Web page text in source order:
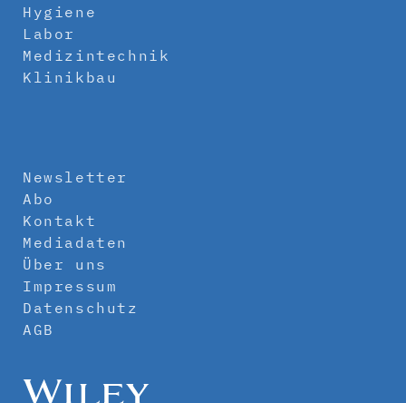
Hygiene
Labor
Medizintechnik
Klinikbau
Newsletter
Abo
Kontakt
Mediadaten
Über uns
Impressum
Datenschutz
AGB